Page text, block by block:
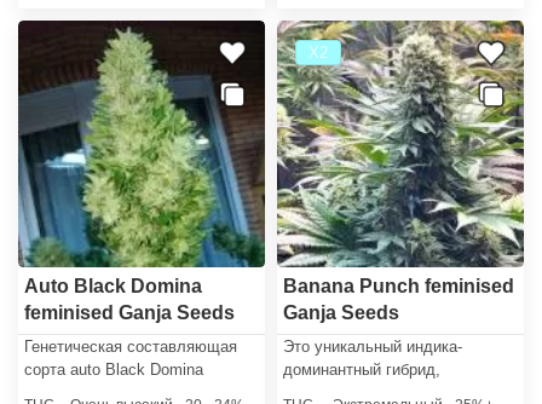
Auto Black Domina
feminised Ganja Seeds
Генетическая составляющая
сорта auto Black Domina
Х2
Banana Punch feminised
Ganja Seeds
Это уникальный индика-
доминантный гибрид,